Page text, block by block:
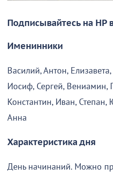
Подписывайтесь на НР
Именинники
Василий, Антон,
Иосиф, Сергей, Вениамин,
Константин, Иван,
Анна
Характеристика дня
День начинаний. Можно